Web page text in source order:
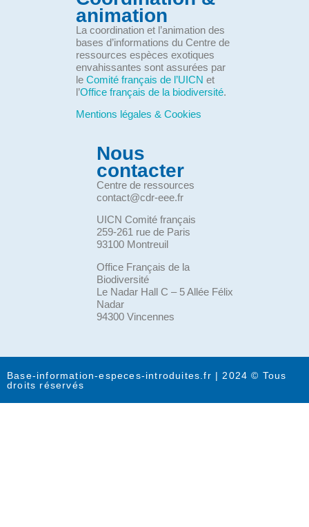
animation
La coordination et l’animation des
bases d’informations du Centre de
ressources espèces exotiques
envahissantes sont assurées par
le Comité français de l’UICN et
l’Office français de la biodiversité.
Mentions légales & Cookies
Nous
contacter
Centre de ressources
contact@cdr-eee.fr
UICN Comité français
259-261 rue de Paris
93100 Montreuil
Office Français de la
Biodiversité
Le Nadar Hall C – 5 Allée Félix
Nadar
94300 Vincennes
Base-information-especes-introduites.fr | 2024 © Tous
droits réservés